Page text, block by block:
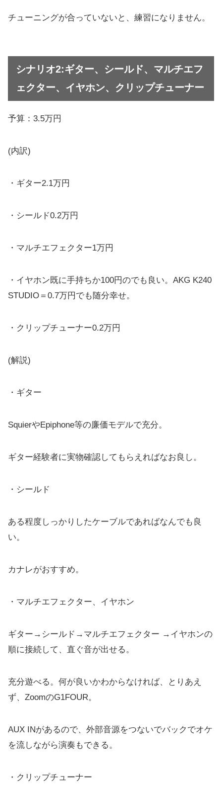
チューニングが合っていないと、練習になりません。
シナリオ2:ギター、シールド、マルチエフ
ェクター、イヤホン、クリップチューナー
予算：3.5万円
(内訳)
・ギター2.1万円
・シールド0.2万円
・マルチエフェクター1万円
・イヤホン既に手持ちか100円のでも良い。AKG K240
STUDIO＝0.7万円でも随分幸せ。
・クリップチューナー0.2万円
(解説)
・ギター
SquierやEpiphone等の廉価モデルで充分。
ギター経験者に実物確認してもらえればなお良し。
・シールド
ある程度しっかりしたケーブルであればなんでも良
い。
カナレがおすすめ。
・マルチエフェクター、イヤホン
ギター→シールド→マルチエフェクター →イヤホンの
順に接続して、直ぐ音が出せる。
充分遊べる。何が良いかわからなければ、とりあえ
ず、ZoomのG1FOUR。
AUX INがあるので、外部音源をつないでバックでオケ
を流しながら演奏もできる。
・クリップチューナー